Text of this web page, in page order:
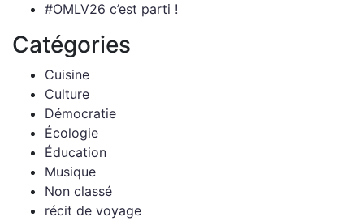
#OMLV26 c’est parti !
Catégories
Cuisine
Culture
Démocratie
Écologie
Éducation
Musique
Non classé
récit de voyage